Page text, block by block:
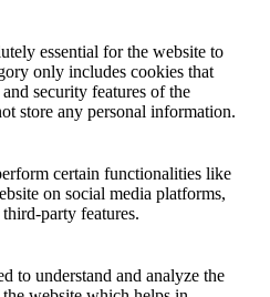
essential for the website to
only includes cookies that
security features of the
store any personal information.
certain functionalities like
on social media platforms,
party features.
to understand and analyze the